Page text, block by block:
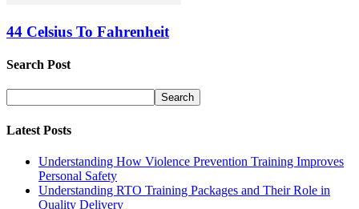
44 Celsius To Fahrenheit
Search Post
Latest Posts
Understanding How Violence Prevention Training Improves
Personal Safety
Understanding RTO Training Packages and Their Role in
Quality Delivery